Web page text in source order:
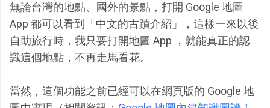
無論台灣的地點、國外的景點，打開 Google 地圖
App 都可以看到「中文的古蹟介紹」，這樣一來以後
自助旅行時，我只要打開地圖 App ，就能真正的認
識這個地點，不再走馬看花。
當然，這個功能之前已經可以在網頁版的 Google 地